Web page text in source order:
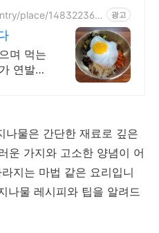
place/148322362
광고
며 먹는
연발되
나물은 간단한 재료로 깊은
운 가지와 고소한 양념이 어
지는 마법 같은 요리입니
나물 레시피와 팁을 알려드